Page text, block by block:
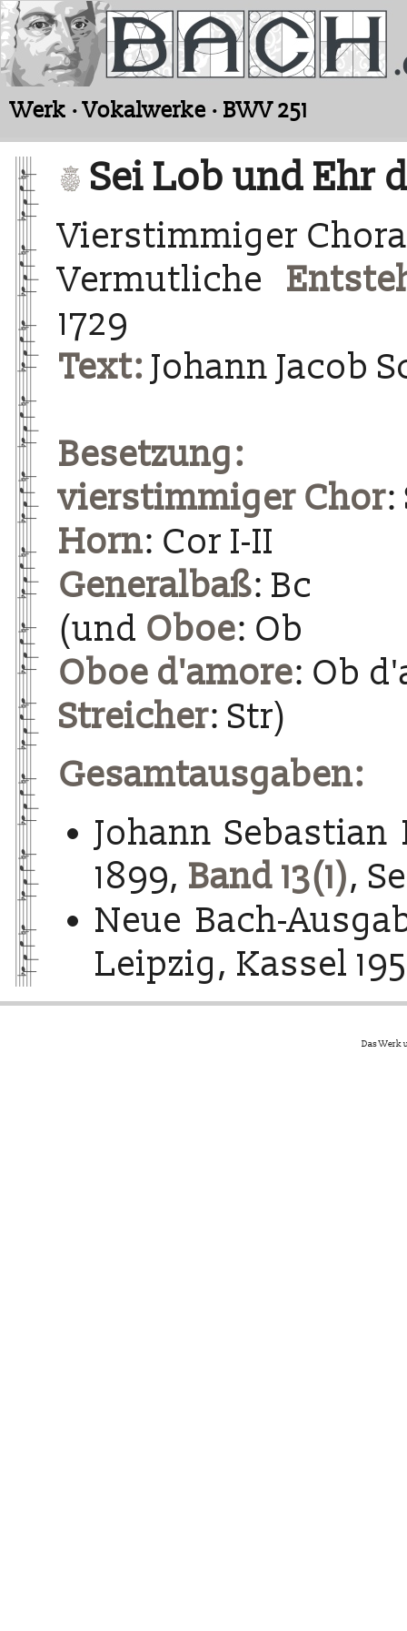
Werk · Vokalwerke · BWV 251
Sei Lob und Ehr
Vierstimmiger
Vermutliche
1729
Text: Johann Jacob
Besetzung:
vierstimmiger Chor:
Horn: Cor I-II
Generalbaß: Bc
(und Oboe: Ob
Oboe d'amore: Ob
Streicher: Str)
Gesamtausgaben:
Johann Sebastian
1899, Band 13(1),
Neue Bach-
Leipzig, Kassel
Das Werk